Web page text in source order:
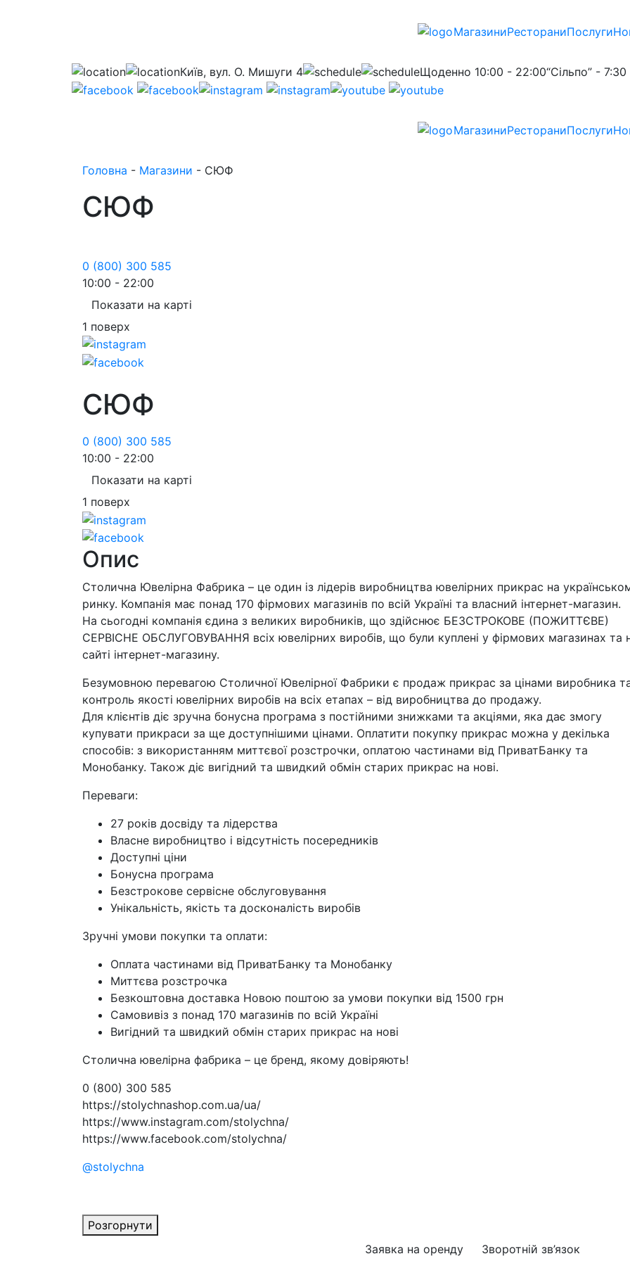
МагазиниРестораниПослуги
Київ, вул. О. Мишуги 4 Щоденно 10:00 - 22:00“Сільпо” -
МагазиниРестораниПослуги
Головна - Магазини - СЮФ
СЮФ
0 (800) 300 585
10:00 - 22:00
Показати на карті
1 поверх
СЮФ
0 (800) 300 585
10:00 - 22:00
Показати на карті
1 поверх
Опис
Столична Ювелірна Фабрика – це один із лідерів виробництва ювелірних прикрас на
ринку. Компанія має понад 170 фірмових магазинів по всій Україні та власний інтернет-магазин.
На сьогодні компанія єдина з великих виробників, що здійснює БЕЗСТРОКОВЕ (ПОЖИТТЄВЕ)
СЕРВІСНЕ ОБСЛУГОВУВАННЯ всіх ювелірних виробів, що були куплені у фірмових магазинах та
сайті інтернет-магазину.
Безумовною перевагою Столичної Ювелірної Фабрики є продаж прикрас за цінами виробника
контроль якості ювелірних виробів на всіх етапах – від виробництва до продажу.
Для клієнтів діє зручна бонусна програма з постійними знижками та акціями, яка дає змогу
купувати прикраси за ще доступнішими цінами. Оплатити покупку прикрас можна у декілька
способів: з використанням миттєвої розстрочки, оплатою частинами від ПриватБанку та
Монобанку. Також діє вигідний та швидкий обмін старих прикрас на нові.
Переваги:
27 років досвіду та лідерства
Власне виробництво і відсутність посередників
Доступні ціни
Бонусна програма
Безстрокове сервісне обслуговування
Унікальність, якість та досконалість виробів
Зручні умови покупки та оплати:
Оплата частинами від ПриватБанку та Монобанку
Миттєва розстрочка
Безкоштовна доставка Новою поштою за умови покупки від 1500 грн
Самовивіз з понад 170 магазинів по всій Україні
Вигідний та швидкий обмін старих прикрас на нові
Столична ювелірна фабрика – це бренд, якому довіряють!
0 (800) 300 585
https://stolychnashop.com.ua/ua/
https://www.instagram.com/stolychna/
https://www.facebook.com/stolychna/
@stolychna
Розгорнути
Заявка на оренду
Зворотній зв’язок